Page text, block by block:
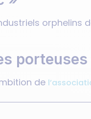
orphelins
de